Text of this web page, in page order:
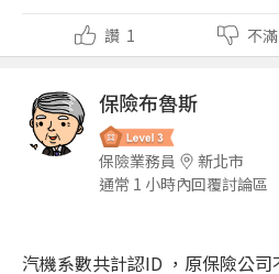
讚 1 不滿
保險布魯斯
保險業務員
新北市
通常 1 小時內回覆討論區
汽機系數共計認ID ，原保險公